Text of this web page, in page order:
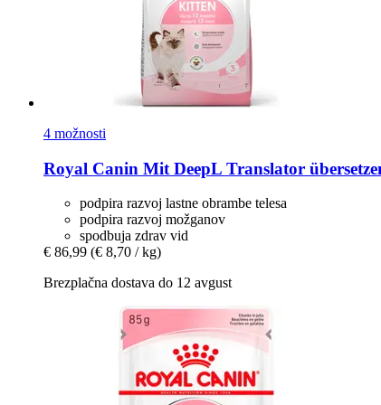
4 možnosti
Royal Canin Mit DeepL Translator
podpira razvoj lastne obrambe telesa
podpira razvoj možganov
spodbuja zdrav vid
€ 86,99 (€ 8,70 / kg)
Brezplačna dostava do 12 avgust